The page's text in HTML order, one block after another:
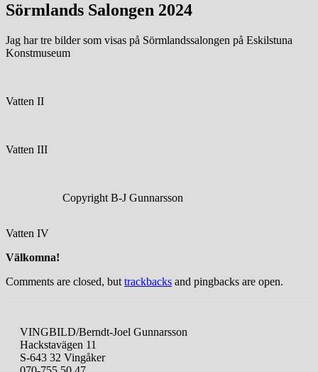
Sörmlands Salongen 2024
Jag har tre bilder som visas på Sörmlandssalongen på Eskilstuna
Konstmuseum
Vatten II
Vatten III
Copyright B-J Gunnarsson
Vatten IV
Välkomna!
Comments are closed, but trackbacks and pingbacks are open.
VINGBILD/Berndt-Joel Gunnarsson
Hackstavägen 11
S-643 32 Vingåker